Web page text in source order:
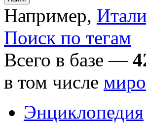
Например,
Поиск по тегам
Всего в базе —
в том числе
Энциклопедия